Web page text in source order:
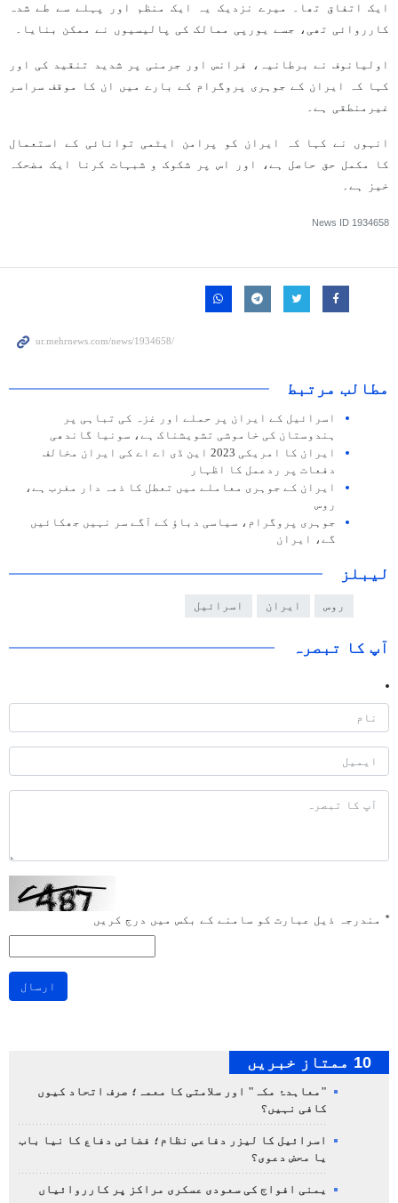
ایک اتفاق تھا۔ میرے نزدیک یہ ایک منظم اور پہلے سے طے شدہ
کارروائی تھی، جسے یورپی ممالک کی پالیسیوں نے ممکن بنایا۔
اولیانوف نے برطانیہ، فرانس اور جرمنی پر شدید تنقید کی اور
کہا کہ ایران کے جوہری پروگرام کے بارے میں ان کا موقف سراسر
غیرمنطقی ہے۔
انہوں نے کہا کہ ایران کو پرامن ایٹمی توانائی کے استعمال
کا مکمل حق حاصل ہے، اور اس پر شکوک و شبہات کرنا ایک مضحکہ
خیز ہے۔
News ID 1934658
مطالب مرتبط
اسرائیل کے ایران پر حملے اور غزہ کی تباہی پر
ہندوستان کی خاموشی تشویشناک ہے، سونیا گاندھی
ایران کا امریکی 2023 این ڈی اے اے کی ایران مخالف
دفعات پر ردعمل کا اظہار
ایران کے جوہری معاملے میں تعطل کا ذمہ دار مغرب ہے،
روس
جوہری پروگرام، سیاسی دباؤ کے آگے سر نہیں جھکائیں
گے، ایران
لیبلز
روس ایران اسرائیل
آپ کا تبصرہ
* مندرجہ ذیل عبارت کو سامنے کے بکس میں درج کریں
ارسال
10 ممتاز خبریں
"معاہدۂ مکہ" اور سلامتی کا معمہ؛ صرف اتحاد کیوں
کافی نہیں؟
اسرائیل کا لیزر دفاعی نظام؛ فضائی دفاع کا نیا باب
یا محض دعوی؟
یمنی افواج کی سعودی عسکری مراکز پر کارروائیاں